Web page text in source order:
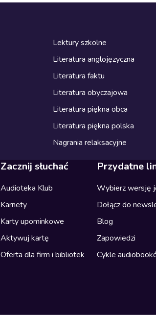
Lektury szkolne
Literatura anglojęzyczna
Literatura faktu
Literatura obyczajowa
Literatura piękna obca
Literatura piękna polska
Nagrania relaksacyjne
Zacznij słuchać
Audioteka Klub
Karnety
Karty upominkowe
Aktywuj kartę
Oferta dla firm i bibliotek
Przydatne
Wybierz wersję
Dołącz do
Blog
Zapowiedzi
Cykle